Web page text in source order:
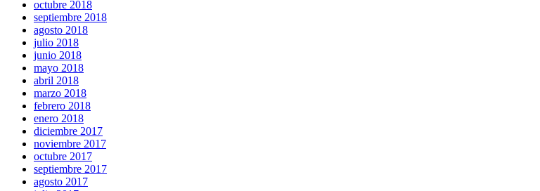
octubre 2018
septiembre 2018
agosto 2018
julio 2018
junio 2018
mayo 2018
abril 2018
marzo 2018
febrero 2018
enero 2018
diciembre 2017
noviembre 2017
octubre 2017
septiembre 2017
agosto 2017